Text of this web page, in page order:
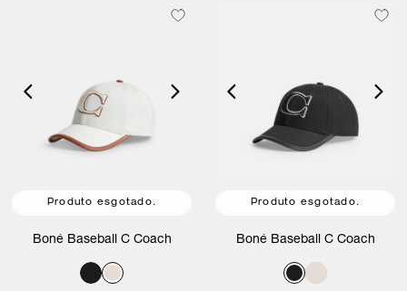
Produto esgotado.
Boné Baseball C Coach
Produto esgotado.
Boné Baseball C Coach